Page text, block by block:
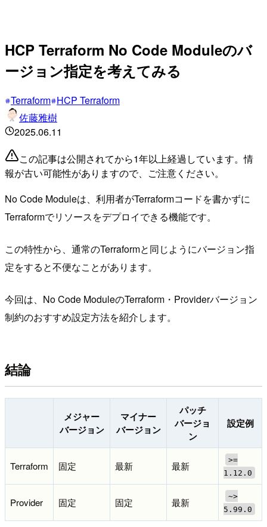
HCP Terraform No Code Moduleのバ
ージョン指定を考えてみる
Terraform HCP Terraform
佐藤雅樹
2025.06.11
この記事は公開されてから1年以上経過しています。情
報が古い可能性がありますので、ご注意ください。
No Code Moduleは、利用者がTerraformコードを書かずに
Terraformでリソースをデプロイできる機能です。
この特性から、通常のTerraformと同じようにバージョン指
定をすると不便なことがあります。
今回は、No Code ModuleのTerraform・Providerバージョン
制約のおすすめ設定方法を紹介します。
結論
メジャー
バージョン
マイナー
バージョン
パッチ
バージョ
ン
設定例
Terraform 固定 最新 最新
>=
1.12.0
Provider 固定 固定 最新
~>
5.99.0